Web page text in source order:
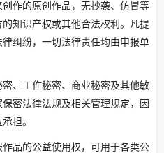
创作的原创作品，无抄袭、仿冒等
知识产权或其他合法权利。凡提
纠纷，一切法律责任均由申报单
密、工作秘密、商业秘密及其他敏
密法律法规及相关管理规定，因
担。
作品的公益使用权，可用于各类公